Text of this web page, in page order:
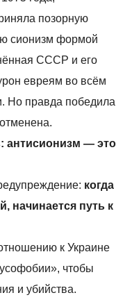
позорную
сионизм формой
СССР и его
евреям во всём
Но правда победила
антисионизм — это
когда
начинается путь к
к Украине
чтобы
и убийства.